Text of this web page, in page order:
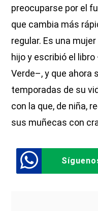
preocuparse por el
que cambia más
regular. Es una
hijo y escribió el
Verde–, y que ahora
temporadas de su
con la que, de niña,
sus muñecas con